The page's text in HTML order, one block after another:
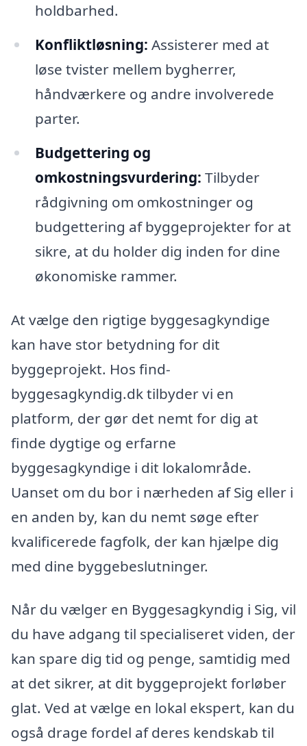
holdbarhed.
Konfliktløsning: Assisterer med at
løse tvister mellem bygherrer,
håndværkere og andre involverede
parter.
Budgettering og
omkostningsvurdering: Tilbyder
rådgivning om omkostninger og
budgettering af byggeprojekter for at
sikre, at du holder dig inden for dine
økonomiske rammer.
At vælge den rigtige byggesagkyndige
kan have stor betydning for dit
byggeprojekt. Hos find-
byggesagkyndig.dk tilbyder vi en
platform, der gør det nemt for dig at
finde dygtige og erfarne
byggesagkyndige i dit lokalområde.
Uanset om du bor i nærheden af Sig eller i
en anden by, kan du nemt søge efter
kvalificerede fagfolk, der kan hjælpe dig
med dine byggebeslutninger.
Når du vælger en Byggesagkyndig i Sig, vil
du have adgang til specialiseret viden, der
kan spare dig tid og penge, samtidig med
at det sikrer, at dit byggeprojekt forløber
glat. Ved at vælge en lokal ekspert, kan du
også drage fordel af deres kendskab til